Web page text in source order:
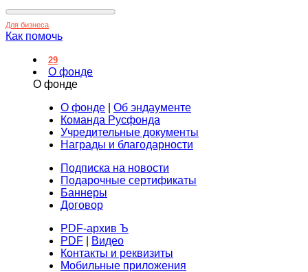
Для бизнеса
Как помочь
29
О фонде
О фонде
О фонде
Об эндаументе
Команда Русфонда
Учредительные документы
Награды и благодарности
Подписка на новости
Подарочные сертификаты
Баннеры
Договор
PDF-архив Ъ
PDF
Видео
Контакты и реквизиты
Мобильные приложения